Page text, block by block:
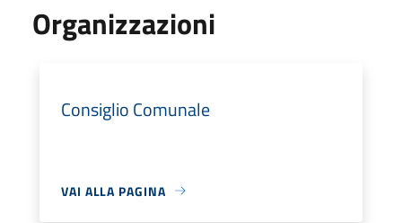
Organizzazioni
Consiglio Comunale
VAI ALLA PAGINA